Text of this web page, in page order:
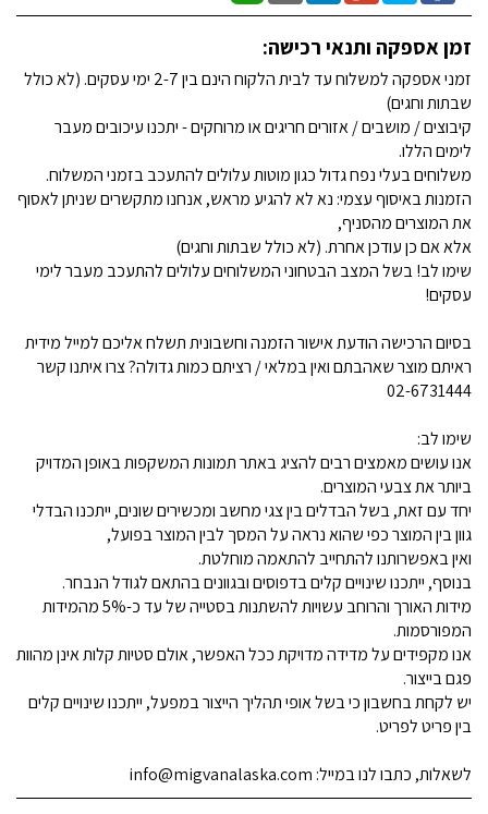
זמן אספקה ותנאי רכישה:
זמני אספקה למשלוח עד לבית הלקוח הינם בין 2-7 ימי עסקים. (לא כולל
שבתות וחגים)
קיבוצים / מושבים / אזורים חריגים או מרוחקים - יתכנו עיכובים מעבר
לימים הללו.
משלוחים בעלי נפח גדול כגון מוטות עלולים להתעכב בזמני המשלוח.
הזמנות באיסוף עצמי: נא לא להגיע מראש, אנחנו מתקשרים שניתן לאסוף
את המוצרים מהסניף,
אלא אם כן עודכן אחרת. (לא כולל שבתות וחגים)
שימו לב! בשל המצב הבטחוני המשלוחים עלולים להתעכב מעבר לימי
עסקים!
בסיום הרכישה הודעת אישור הזמנה וחשבונית תשלח אליכם למייל מידית
ראיתם מוצר שאהבתם ואין במלאי / רציתם כמות גדולה? צרו איתנו קשר
02-6731444
שימו לב:
אנו עושים מאמצים רבים להציג באתר תמונות המשקפות באופן המדויק
ביותר את צבעי המוצרים.
יחד עם זאת, בשל הבדלים בין צגי מחשב ומכשירים שונים, ייתכנו הבדלי
גוון בין המוצר כפי שהוא נראה על המסך לבין המוצר בפועל,
ואין באפשרותנו להתחייב להתאמה מוחלטת.
בנוסף, ייתכנו שינויים קלים בדפוסים ובגוונים בהתאם לגודל הנבחר.
מידות האורך והרוחב עשויות להשתנות בסטייה של עד כ-5% מהמידות
המפורסמות.
אנו מקפידים על מדידה מדויקת ככל האפשר, אולם סטיות קלות אינן מהוות
פגם בייצור.
יש לקחת בחשבון כי בשל אופי תהליך הייצור במפעל, ייתכנו שינויים קלים
בין פריט לפריט.
לשאלות, כתבו לנו במייל: info@migvanalaska.com